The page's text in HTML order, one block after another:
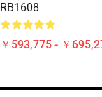
RB1608
￥593,775 - ￥